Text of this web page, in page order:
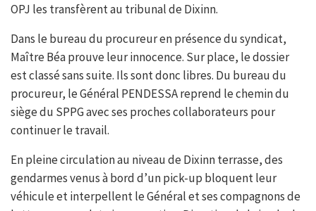
OPJ les transfèrent au tribunal de Dixinn.
Dans le bureau du procureur en présence du syndicat,
Maître Béa prouve leur innocence. Sur place, le dossier
est classé sans suite. Ils sont donc libres. Du bureau du
procureur, le Général PENDESSA reprend le chemin du
siège du SPPG avec ses proches collaborateurs pour
continuer le travail.
En pleine circulation au niveau de Dixinn terrasse, des
gendarmes venus à bord d’un pick-up bloquent leur
véhicule et interpellent le Général et ses compagnons de